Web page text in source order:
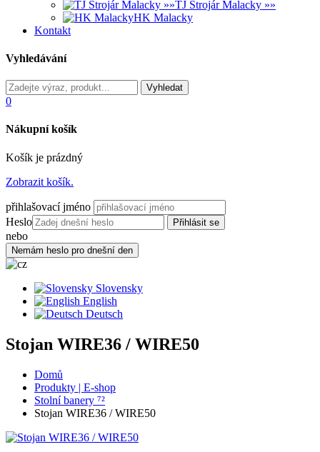
TJ Strojár Malacky »»
HK Malacky
Kontakt
Vyhledávání
0
Nákupní košík
Košík je prázdný
Zobrazit košík.
přihlašovací jméno
Heslo
nebo
Slovensky
English
Deutsch
Stojan WIRE36 / WIRE50
Domů
Produkty | E-shop
Stolní banery ⁷²
Stojan WIRE36 / WIRE50